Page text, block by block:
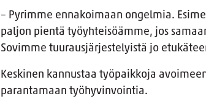
– Pyrimme ennakoimaan ongelmia.
paljon pientä työyhteisöämme, jos
Sovimme tuurausjärjestelyistä jo
Keskinen kannustaa työpaikkoja
parantamaan työhyvinvointia.